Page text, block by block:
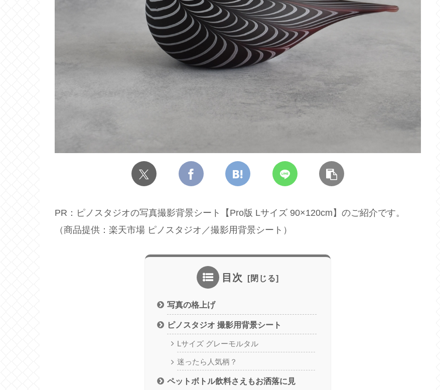
PR：ピノスタジオの写真撮影背景シート【Pro版 Lサイズ 90×120cm】のご紹介です。
（商品提供：楽天市場 ピノスタジオ／撮影用背景シート）
目次
写真の格上げ
ピノスタジオ 撮影用背景シート
Lサイズ グレーモルタル
迷ったら人気柄？
ペットボトル飲料さえもお洒落に見